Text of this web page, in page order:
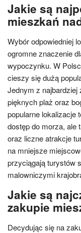
Jakie są
mieszkań
Wybór odpowiedniej
ogromne znaczenie
wypoczynku. W
cieszy się dużą
Jednym z najbardziej
pięknych plaż oraz
popularne lokalizacje
dostęp do morza, ale
oraz liczne atrakcje
na mniejsze
przyciągają turystów
malowniczymi
Jakie są
zakupie
Decydując się na